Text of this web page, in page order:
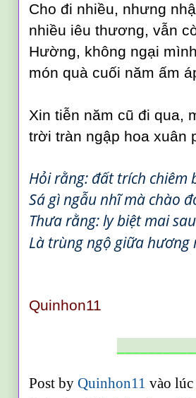
Cho đi nhiều, nhưng
nhiều iêu thương, vẫn
Hường, không ngại
món quà cuối năm ấm
Xin tiễn năm cũ đi qua,
trời tràn ngập hoa xuân
Hỏi rằng: đất trích chiêm
Sá gì ngẫu nhĩ mà chào
Thưa rằng: ly biệt mai sau
Là trùng ngộ giữa hương
Quinhon11
Post byQuinhon11vào lúc